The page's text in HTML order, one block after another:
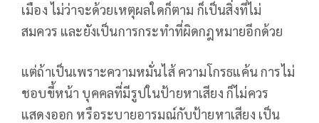
เมือง ไม่ว่าจะด้วยเหตุผลใดก็ตาม ก็เป็นสิ่งที่ไม่
สมควร และยังเป็นการกระทำที่ผิดกฎหมายอีกด้วย
แต่ถ้าเป็นเพราะความหมั่นไส้ ความโกรธแค้น การไม่
ชอบขี้หน้า บุคคลที่มีรูปในป้ายหาเสียง ก็ไม่ควร
แสดงออก หรือระบายอารมณ์กับป้ายหาเสียง เป็น